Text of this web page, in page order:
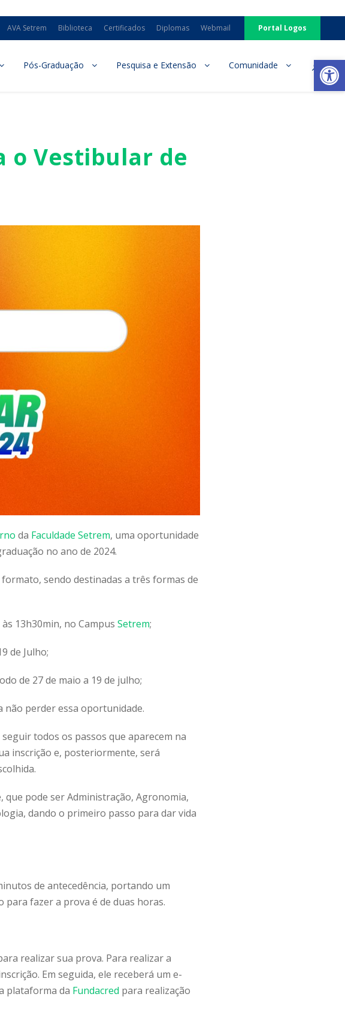
AVA Setrem Biblioteca Certificados Diplomas Webmail Portal Logos
Pós-Graduação Pesquisa e Extensão Comunidade
o Vestibular de
da Faculdade Setrem, uma oportunidade
no ano de 2024.
sendo destinadas a três formas de
13h30min, no Campus Setrem;
de Julho;
de 27 de maio a 19 de julho;
não perder essa oportunidade.
todos os passos que aparecem na
inscrição e, posteriormente, será
que pode ser Administração, Agronomia,
dando o primeiro passo para dar vida
de antecedência, portando um
fazer a prova é de duas horas.
realizar sua prova. Para realizar a
Em seguida, ele receberá um e-
plataforma da Fundacred para realização